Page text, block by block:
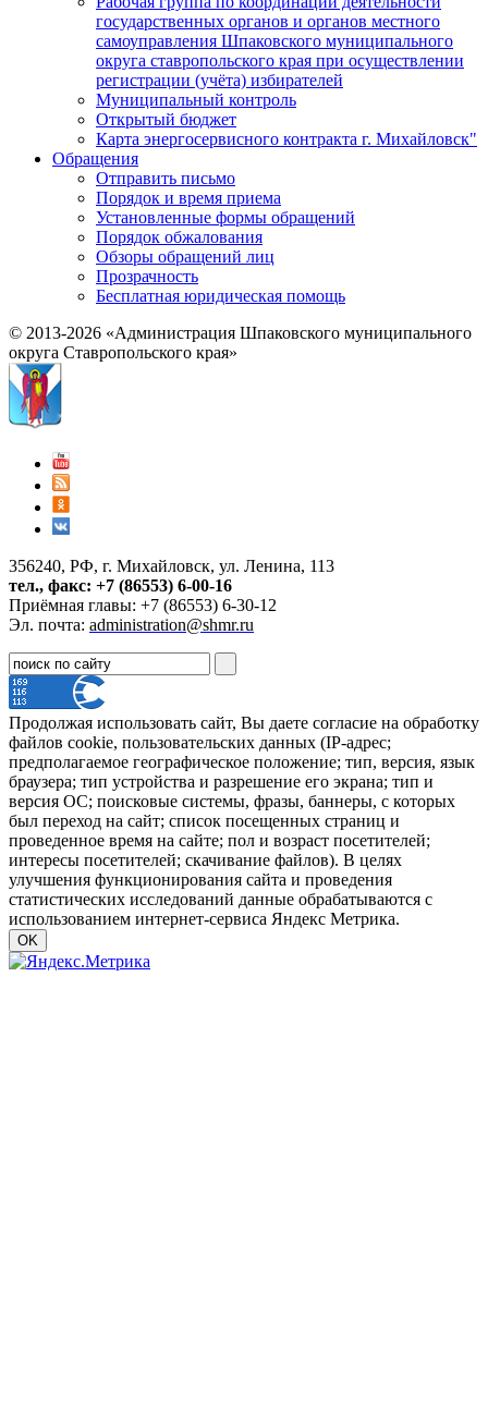
государственных органов и органов местного
самоуправления Шпаковского муниципального
округа ставропольского края при осуществлении
регистрации (учёта) избирателей
Муниципальный контроль
Открытый бюджет
Карта энергосервисного контракта г. Михайловск"
Обращения
Отправить письмо
Порядок и время приема
Установленные формы обращений
Порядок обжалования
Обзоры обращений лиц
Прозрачность
Бесплатная юридическая помощь
© 2013-2026 «Администрация Шпаковского муниципального
округа Ставропольского края»
356240, РФ, г. Михайловск, ул. Ленина, 113
тел., факс: +7 (86553) 6-00-16
Приёмная главы: +7 (86553) 6-30-12
Эл. почта: administration@shmr.ru
Продолжая использовать сайт, Вы даете согласие на обработку
файлов cookie, пользовательских данных (IP-адрес;
предполагаемое географическое положение; тип, версия, язык
браузера; тип устройства и разрешение его экрана; тип и
версия ОС; поисковые системы, фразы, баннеры, с которых
был переход на сайт; список посещенных страниц и
проведенное время на сайте; пол и возраст посетителей;
интересы посетителей; скачивание файлов). В целях
улучшения функционирования сайта и проведения
статистических исследований данные обрабатываются с
использованием интернет-сервиса Яндекс Метрика.
OK